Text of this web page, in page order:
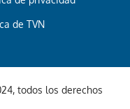
de TVN
todos los derechos